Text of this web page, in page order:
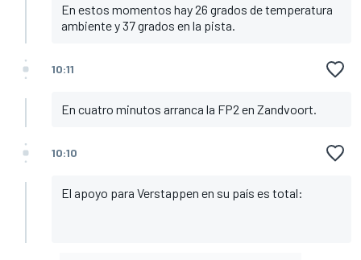
En estos momentos hay 26 grados de temperatura
ambiente y 37 grados en la pista.
10:11
En cuatro minutos arranca la FP2 en Zandvoort.
10:10
El apoyo para Verstappen en su país es total: